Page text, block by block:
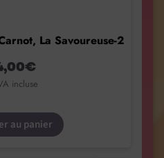
La Savoureuse-2
€
incluse
au panier